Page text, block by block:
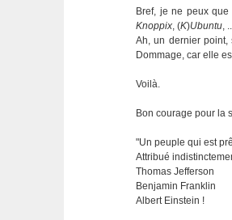
Bref, je ne peux
Knoppix, (K)Ubuntu,
Ah, un dernier
Dommage, car elle
Voilà.
Bon courage pour la
"Un peuple qui est
Attribué
Thomas Jefferson
Benjamin Franklin
Albert Einstein !